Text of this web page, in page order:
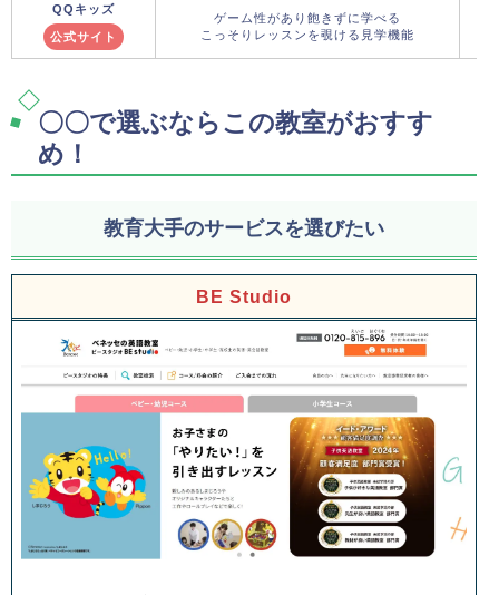
QQキッズ
公式サイト
ゲーム性があり飽きずに学べる
こっそりレッスンを覗ける見学機能
〇〇で選ぶならこの教室がおすす
め！
教育大手のサービスを選びたい
BE Studio